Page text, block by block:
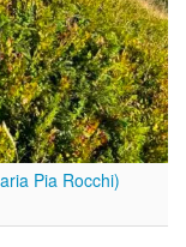
Pia Rocchi)